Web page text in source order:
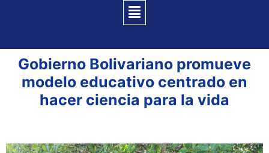
Gobierno Bolivariano promueve
modelo educativo centrado en
hacer ciencia para la vida